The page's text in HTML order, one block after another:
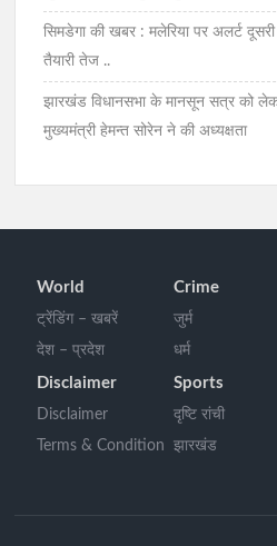
सिमडेगा की खबर : मलेरिया पर अलर्ट
तैयारी तेज ..
झारखंड विधानसभा के मानसून सत्र को
मुख्यमंत्री हेमन्त सोरेन ने की अध्यक्षता
World
ट्रेंडिंग – खबरें
देश – प्रदेश
Crime
जुर्म
धर्म
Disclaimer
Disclaimer
Terms & Condition
Sports
दृष्टि रांची
झारखंड